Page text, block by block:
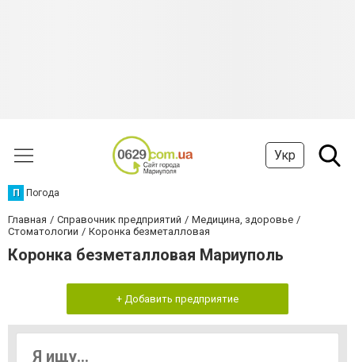
Укр
П Погода
Главная Справочник предприятий
Медицина, здоровье
Стоматологии
Коронка безметалловая
Коронка безметалловая Мариуполь
+ Добавить предприятие